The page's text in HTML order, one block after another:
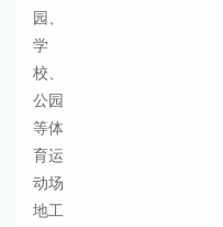
园、
学
校、
公园
等体
育运
动场
地工